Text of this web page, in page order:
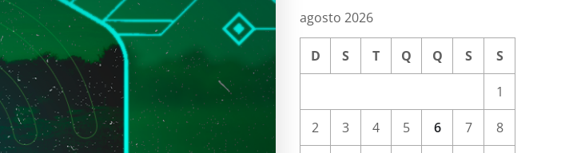
agosto 2026
D S T Q Q S S
1
2 3 4 5 6 7 8